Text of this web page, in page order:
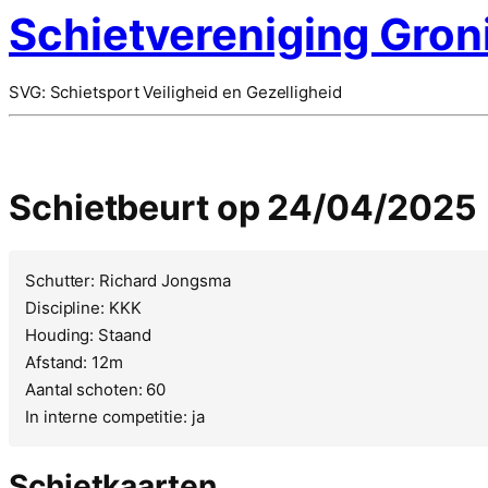
Schietvereniging
SVG: Schietsport Veiligheid en Gezelligheid
Schietbeurt op 24/04/2025
Schutter: Richard Jongsma
Discipline: KKK
Houding: Staand
Afstand: 12m
Aantal schoten: 60
In interne competitie: ja